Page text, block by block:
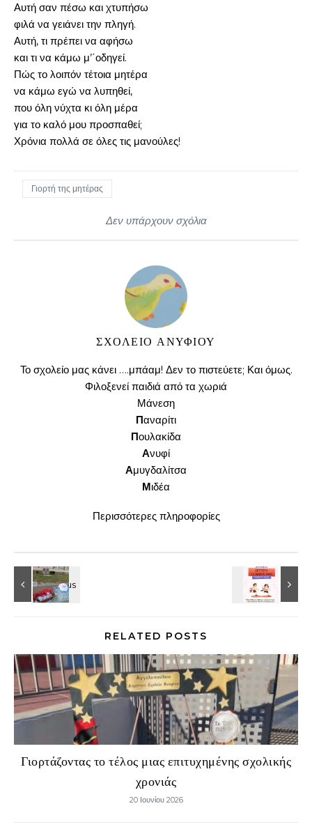
Αυτή σαν πέσω και χτυπήσω
φιλά να γειάνει την πληγή.
Αυτή, τι πρέπει να αφήσω
και τι να κάμω μ’΄οδηγεί.
Πώς το λοιπόν τέτοια μητέρα
να κάμω εγώ να λυπηθεί,
που όλη νύχτα κι όλη μέρα
για το καλό μου προσπαθεί;
Χρόνια πολλά σε όλες τις μανούλες!
Γιορτή της μητέρας
Δεν υπάρχουν σχόλια
ΣΧΟΛΕΊΟ ΑΝΥΦΊΟΥ
Το σχολείο μας κάνει ….μπάαμ! Δεν το πιστεύετε; Και όμως.
Φιλοξενεί παιδιά από τα χωριά
Μάνεση
Παναρίτι
Πουλακίδα
Ανυφί
Αμυγδαλίτσα
Μιδέα
Περισσότερες πληροφορίες
RELATED POSTS
Γιορτάζοντας το τέλος μιας επιτυχημένης σχολικής
χρονιάς
20 Ιουνίου 2026